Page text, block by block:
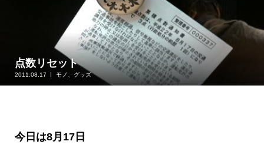
点数リセット
2011.08.17 モノ、グッズ
今日は8月 17日